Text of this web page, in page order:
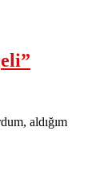
aldığım